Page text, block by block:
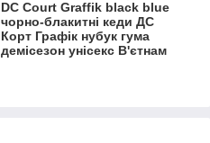
DC Court Graffik black blue
чорно-блакитні кеди ДС
Корт Графік нубук гума
демісезон унісекс В'єтнам